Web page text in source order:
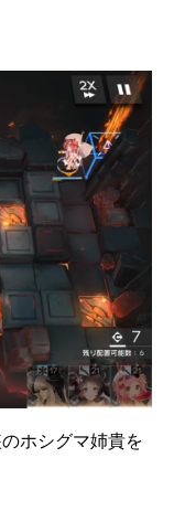
ホシグマ姉貴を